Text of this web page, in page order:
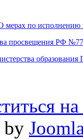
по исполнению
просвещения РФ
by